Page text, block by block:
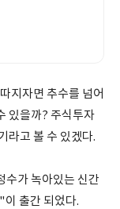
지자면 추수를 넘어
있을까? 주식투자
라고 볼 수 있겠다.
수가 녹아있는 신간
출간 되었다.